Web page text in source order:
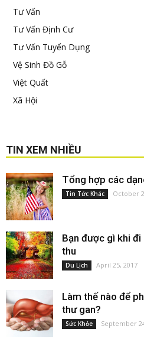
Tư Vấn
Tư Vấn Định Cư
Tư Vấn Tuyển Dụng
Vệ Sinh Đồ Gỗ
Việt Quất
Xã Hội
TIN XEM NHIỀU
Tổng hợp các
Tin Tức Khác October
Bạn được gì khi đi
thu
Du Lịch April 25, 2017
Làm thế nào để
thư gan?
Sức Khỏe September